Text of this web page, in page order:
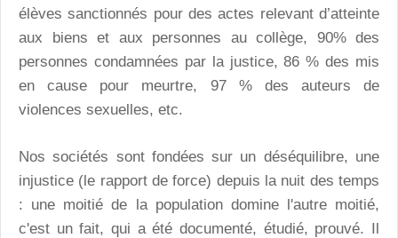
élèves sanctionnés pour des actes relevant d’atteinte
aux biens et aux personnes au collège, 90% des
personnes condamnées par la justice, 86 % des mis
en cause pour meurtre, 97 % des auteurs de
violences sexuelles, etc.
Nos sociétés sont fondées sur un déséquilibre, une
injustice (le rapport de force) depuis la nuit des temps
: une moitié de la population domine l'autre moitié,
c'est un fait, qui a été documenté, étudié, prouvé. Il